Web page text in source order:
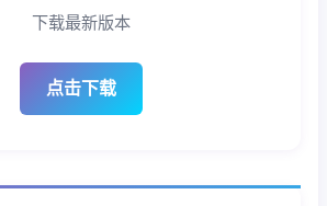
下载最新版本
点击下载